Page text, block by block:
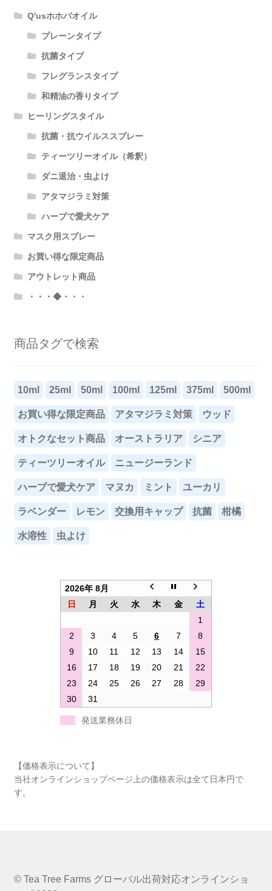
Q'usホホバオイル
プレーンタイプ
抗菌タイプ
フレグランスタイプ
和精油の香りタイプ
ヒーリングスタイル
抗菌・抗ウイルススプレー
ティーツリーオイル（希釈）
ダニ退治・虫よけ
アタマジラミ対策
ハーブで愛犬ケア
マスク用スプレー
お買い得な限定商品
アウトレット商品
・・・◆・・・
商品タグで検索
10ml 25ml 50ml 100ml 125ml 375ml 500ml
お買い得な限定商品 アタマジラミ対策 ウッド
オトクなセット商品 オーストラリア シニア
ティーツリーオイル ニュージーランド
ハーブで愛犬ケア マヌカ ミント ユーカリ
ラベンダー レモン 交換用キャップ 抗菌 柑橘
水溶性 虫よけ
2026年 8月
日
月 火 水 木 金
土
1
2
3 4 5 6 7
8
9
10 11 12 13 14
15
16
17 18 19 20 21
22
23
24 25 26 27 28
29
30
31
発送業務休日
【価格表示について】
当社オンラインショップページ上の価格表示は全て日本円で
す。
© Tea Tree Farms グローバル出荷対応オンラインショ